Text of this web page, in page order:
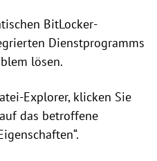
BitLocker-
Dienstprogramms
lösen.
Explorer, klicken Sie
das betroffene